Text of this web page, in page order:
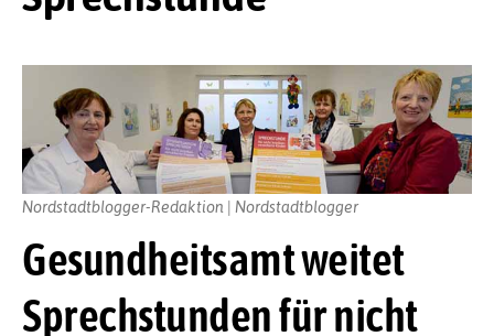
Gesundheitsamt weitet
Sprechstunden für nicht
Nordstadtblogger-Redaktion | Nordstadtblogger